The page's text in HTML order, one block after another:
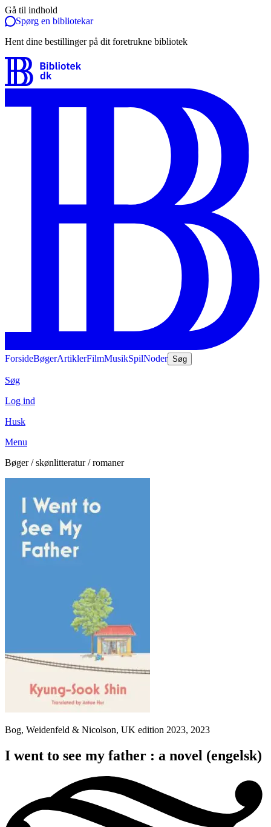
Gå til indhold
Spørg en bibliotekar
Hent dine bestillinger på dit foretrukne bibliotek
ForsideBøgerArtiklerFilmMusikSpilNoder Søg
Søg
Log ind
Husk
Menu
Bøger / skønlitteratur / romaner
Bog, Weidenfeld & Nicolson, UK edition 2023, 2023
I went to see my father : a novel (engelsk)